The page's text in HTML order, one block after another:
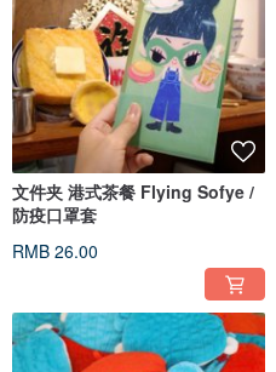
文件夹 港式茶餐 Flying Sofye /
防疫口罩套
RMB 26.00